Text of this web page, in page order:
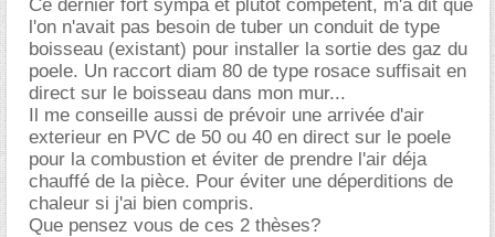
Ce dernier fort sympa et plutôt compétent, m'a dit que
l'on n'avait pas besoin de tuber un conduit de type
boisseau (existant) pour installer la sortie des gaz du
poele. Un raccort diam 80 de type rosace suffisait en
direct sur le boisseau dans mon mur...
Il me conseille aussi de prévoir une arrivée d'air
exterieur en PVC de 50 ou 40 en direct sur le poele
pour la combustion et éviter de prendre l'air déja
chauffé de la pièce. Pour éviter une déperditions de
chaleur si j'ai bien compris.
Que pensez vous de ces 2 thèses?